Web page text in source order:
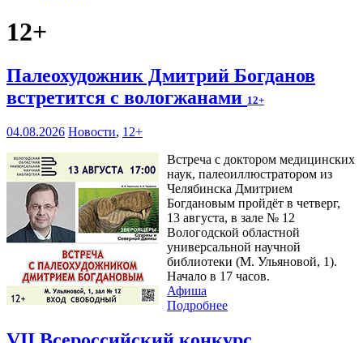
12+
Палеохудожник Дмитрий Богданов
встретится с вологжанами 12+
04.08.2026 Новости, 12+
Встреча с доктором медицинских
наук, палеоиллюстратором из
Челябинска Дмитрием
Богдановым пройдёт в четверг,
13 августа, в зале № 12
Вологодской областной
универсальной научной
библиотеки (М. Ульяновой, 1).
Начало в 17 часов.
Афиша
Подробнее